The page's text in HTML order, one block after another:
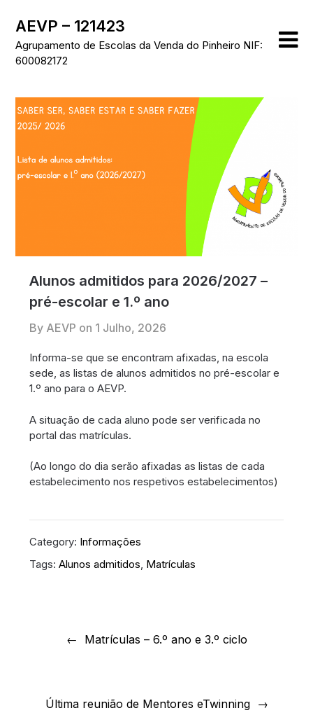
content
AEVP – 121423
Agrupamento de Escolas da Venda do Pinheiro NIF:
600082172
Alunos admitidos para 2026/2027 –
pré-escolar e 1.º ano
By AEVP on 1 Julho, 2026
Informa-se que se encontram afixadas, na escola
sede, as listas de alunos admitidos no pré-escolar e
1.º ano para o AEVP.
A situação de cada aluno pode ser verificada no
portal das matrículas.
(Ao longo do dia serão afixadas as listas de cada
estabelecimento nos respetivos estabelecimentos)
Category: Informações
Tags:Alunos admitidos, Matrículas
Matrículas – 6.º ano e 3.º ciclo
Última reunião de Mentores eTwinning